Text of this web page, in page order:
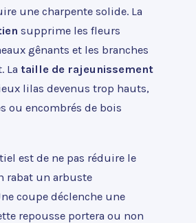
une charpente solide. La
supprime les fleurs
gênants et les branches
La taille de rajeunissement
lilas devenus trop hauts,
ou encombrés de bois
est de ne pas réduire le
rabat un arbuste
coupe déclenche une
repousse portera ou non